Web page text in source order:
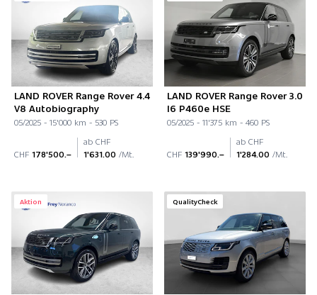
LAND ROVER Range Rover 4.4
V8 Autobiography
05/2025 - 15'000 km - 530 PS
CHF 178'500.–
ab CHF
1'631.00 /Mt.
LAND ROVER Range Rover 3.0
I6 P460e HSE
05/2025 - 11'375 km - 460 PS
CHF 139'990.–
ab CHF
1'284.00 /Mt.
Aktion QualityCheck